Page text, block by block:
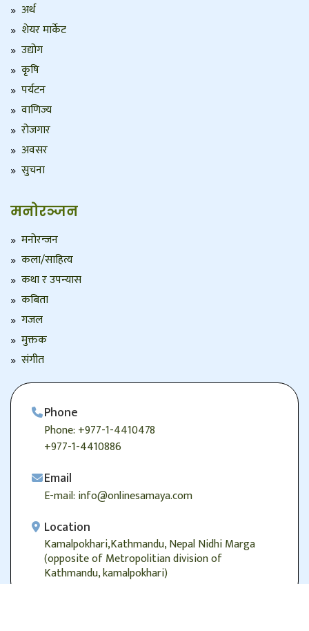
अर्थ
शेयर मार्केट
उद्योग
कृषि
पर्यटन
वाणिज्य
रोजगार
अवसर
सुचना
मनोरञ्जन
मनोरन्जन
कला/साहित्य
कथा र उपन्यास
कबिता
गजल
मुक्तक
संगीत
Phone
Phone: +977-1-4410478
+977-1-4410886
Email
E-mail: info@onlinesamaya.com
Location
Kamalpokhari,Kathmandu, Nepal Nidhi Marga
(opposite of Metropolitian division of
Kathmandu, kamalpokhari)